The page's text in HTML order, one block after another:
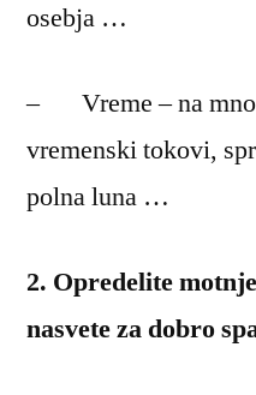
osebja …
– Vreme – na
vremenski tokovi,
polna luna …
2. Opredelite
nasvete za dobro